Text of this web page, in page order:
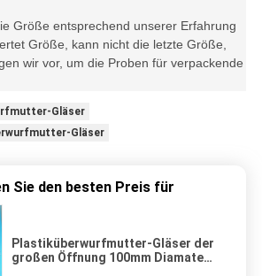
Größe entsprechend unserer Erfahrung
Größe, kann nicht die letzte Größe,
wir vor, um die Proben für verpackende
Gläser
Gläser
Sie den besten Preis für
Plastiküberwurfmutter-Gläser der
großen Öffnung 100mm Diamater